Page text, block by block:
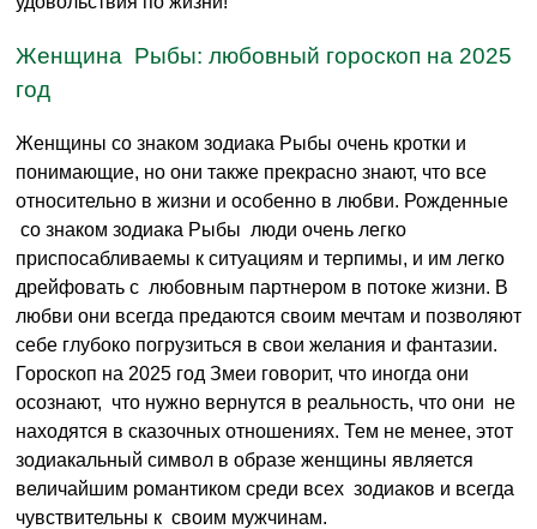
Женщина Рыбы: любовный гороскоп на 2025
год
Женщины со знаком зодиака Рыбы очень кротки и
понимающие, но они также прекрасно знают, что все
относительно в жизни и особенно в любви. Рожденные
со знаком зодиака Рыбы люди очень легко
приспосабливаемы к ситуациям и терпимы, и им легко
дрейфовать с любовным партнером в потоке жизни. В
любви они всегда предаются своим мечтам и позволяют
себе глубоко погрузиться в свои желания и фантазии.
Гороскоп на 2025 год Змеи говорит, что иногда они
осознают, что нужно вернутся в реальность, что они не
находятся в сказочных отношениях. Тем не менее, этот
зодиакальный символ в образе женщины является
величайшим романтиком среди всех зодиаков и всегда
чувствительны к своим мужчинам.